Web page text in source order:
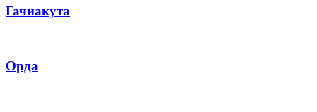
Гачиакута
Орда